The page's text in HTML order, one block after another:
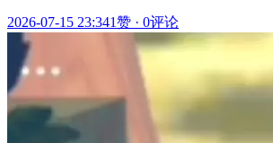
2026-07-15 23:341赞 · 0评论